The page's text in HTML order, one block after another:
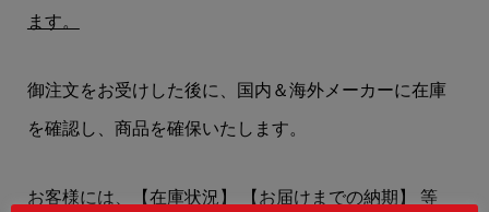
ます。
御注文をお受けした後に、国内＆海外メーカーに在庫
を確認し、商品を確保いたします。
お客様には、 【在庫状況】 【お届けまでの納期】 等